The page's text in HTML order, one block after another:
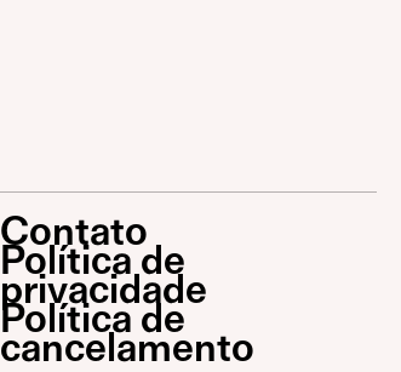
Contato
Política de
privacidade
Política de
cancelamento